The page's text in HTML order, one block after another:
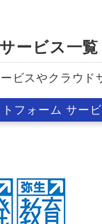
ービス一覧
ビスやクラウド
フォーム サー